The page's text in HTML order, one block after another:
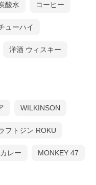
酸水 コーヒー
ューハイ
洋酒 ウィスキー
WILKINSON
フトジン ROKU
レー MONKEY 47